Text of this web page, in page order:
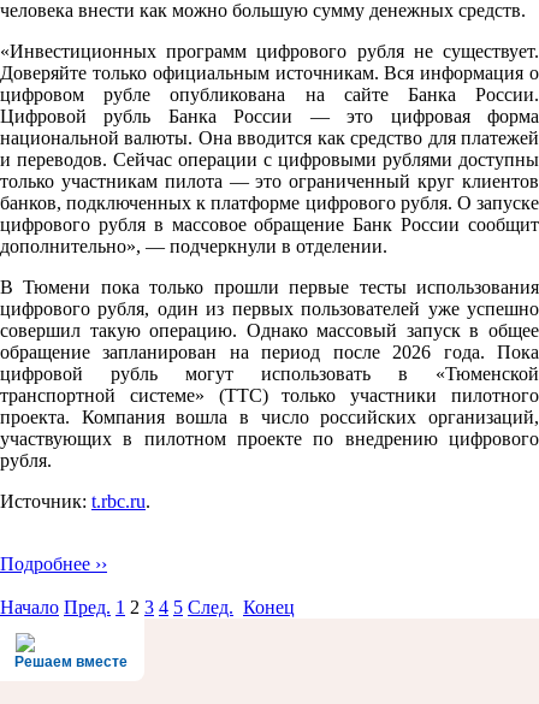
человека внести как можно большую сумму денежных средств.
«Инвестиционных программ цифрового рубля не существует.
Доверяйте только официальным источникам. Вся информация о
цифровом рубле опубликована на сайте Банка России.
Цифровой рубль Банка России — это цифровая форма
национальной валюты. Она вводится как средство для платежей
и переводов. Сейчас операции с цифровыми рублями доступны
только участникам пилота — это ограниченный круг клиентов
банков, подключенных к платформе цифрового рубля. О запуске
цифрового рубля в массовое обращение Банк России сообщит
дополнительно», — подчеркнули в отделении.
В Тюмени пока только прошли первые тесты использования
цифрового рубля, один из первых пользователей уже успешно
совершил такую операцию. Однако массовый запуск в общее
обращение запланирован на период после 2026 года. Пока
цифровой рубль могут использовать в «Тюменской
транспортной системе» (ТТС) только участники пилотного
проекта. Компания вошла в число российских организаций,
участвующих в пилотном проекте по внедрению цифрового
рубля.
Источник: t.rbc.ru.
Подробнее ››
Начало Пред. 1 2 3 4 5 След. Конец
Решаем вместе